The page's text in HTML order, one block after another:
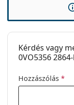
Kiegészítők
Tok:
Tisztítókendő:
Nem:
Kérdés vagy
0VO5356
Hozzászólás *